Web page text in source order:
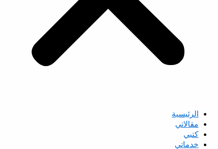
الرئيسية
مقالاتي
كتبي
خدماتي